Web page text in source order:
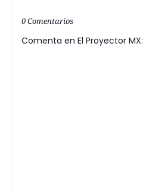
0 Comentarios
Comenta en El Proyector MX: